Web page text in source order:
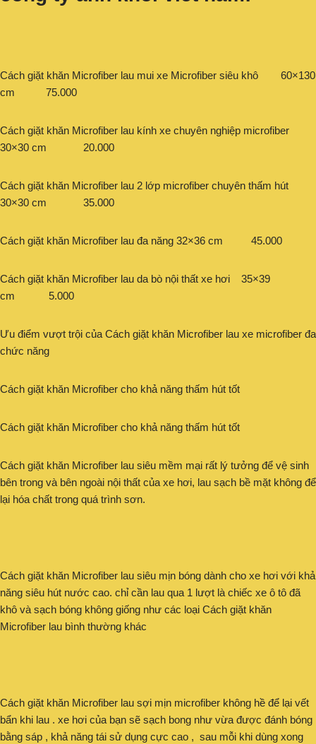
Cách giặt khăn Microfiber lau mui xe Microfiber siêu khô 60×130
cm 75.000
Cách giặt khăn Microfiber lau kính xe chuyên nghiệp microfiber
30×30 cm 20.000
Cách giặt khăn Microfiber lau 2 lớp microfiber chuyên thấm hút
30×30 cm 35.000
Cách giặt khăn Microfiber lau đa năng 32×36 cm 45.000
Cách giặt khăn Microfiber lau da bò nội thất xe hơi 35×39
cm 5.000
Ưu điểm vượt trội của Cách giặt khăn Microfiber lau xe microfiber đa
chức năng
Cách giặt khăn Microfiber cho khả năng thấm hút tốt
Cách giặt khăn Microfiber cho khả năng thấm hút tốt
Cách giặt khăn Microfiber lau siêu mềm mại rất lý tưởng để vệ sinh
bên trong và bên ngoài nội thất của xe hơi, lau sạch bề mặt không để
lại hóa chất trong quá trình sơn.
Cách giặt khăn Microfiber lau siêu mịn bóng dành cho xe hơi với khả
năng siêu hút nước cao. chỉ cần lau qua 1 lượt là chiếc xe ô tô đã
khô và sạch bóng không giống như các loại Cách giặt khăn
Microfiber lau bình thường khác
Cách giặt khăn Microfiber lau sợi mịn microfiber không hề để lại vết
bẩn khi lau . xe hơi của bạn sẽ sạch bong như vừa được đánh bóng
bằng sáp , khả năng tái sử dụng cực cao , sau mỗi khi dùng xong